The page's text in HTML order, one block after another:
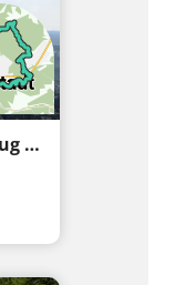
Feuer- und Flammeweg (Fire and Flame Trail) Streifzug #11